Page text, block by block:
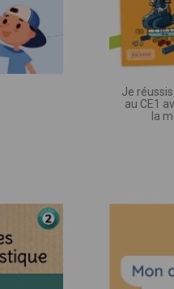
Je
au CE1
la
TYPE DE